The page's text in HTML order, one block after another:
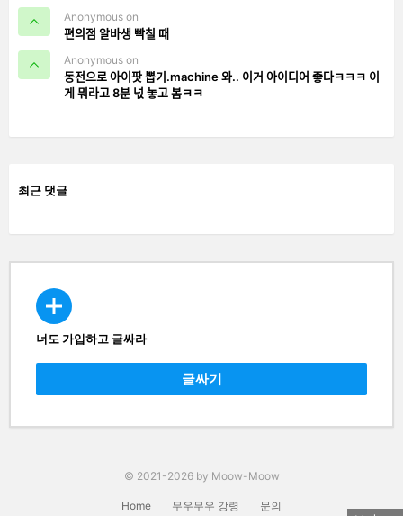
Anonymous on
편의점 알바생 빡칠 때
Anonymous on
동전으로 아이팟 뽑기.machine 와.. 이거 아이디어 좋다ㅋㅋㅋ 이
게 뭐라고 8분 넋 놓고 봄ㅋㅋ
최근 댓글
CREATE
너도 가입하고 글싸라
글싸기
© 2021-2026 by Moow-Moow
Home 무우무우 강령
문의